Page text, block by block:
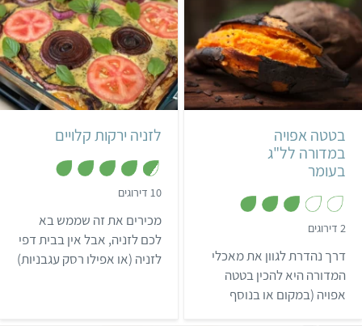
קל 30 דקות
בטטה אפויה
במדורה לל"ג
בעומר
2 דירוגים
ת
ו
ך
5
דרך נהדרת לגוון את מאכלי
המדורה היא להכין בטטה
אפויה (במקום או בנוסף
בינוני
שעתיים ו-30 דקות
לזניה ירקות קלויים
10 דירוגים
6
מ
ת
ו
מכירים את זה שממש בא
לכם לזניה, אבל אין בבית דפי
לזניה (או אפילו רסק עגבניות)